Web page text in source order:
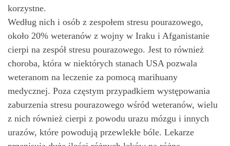
korzystne.
Według nich i osób z zespołem stresu pourazowego,
około 20% weteranów z wojny w Iraku i Afganistanie
cierpi na zespół stresu pourazowego. Jest to również
choroba, która w niektórych stanach USA pozwala
weteranom na leczenie za pomocą marihuany
medycznej. Poza częstym przypadkiem występowania
zaburzenia stresu pourazowego wśród weteranów, wielu
z nich również cierpi z powodu urazu mózgu i innych
urazów, które powodują przewlekłe bóle. Lekarze